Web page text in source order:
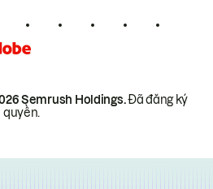
Semrush Holdings.Đã đăng ký
quyền.